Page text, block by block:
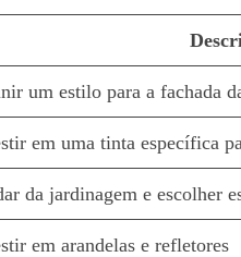
um estilo para a fachada
em uma tinta específica
da jardinagem e escolher
em arandelas e refletores